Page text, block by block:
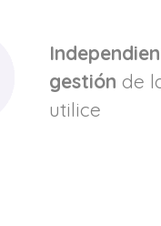
gestión de
utilice